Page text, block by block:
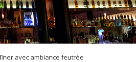
avec ambiance feutrée